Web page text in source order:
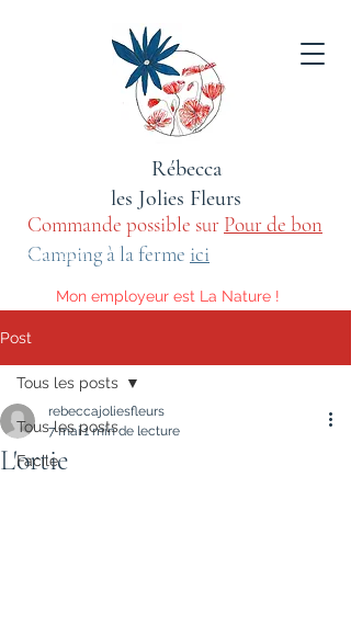
Camping à la ferme ici
Commande possible sur Pour de bon
sauvage
Rébecca
les Jolies Fleurs
Mon employeur est La Nature !
Post
Tous les posts
Facile
Tous les posts
L'ortie
rebeccajoliesfleurs
7 mai 1 min de lecture